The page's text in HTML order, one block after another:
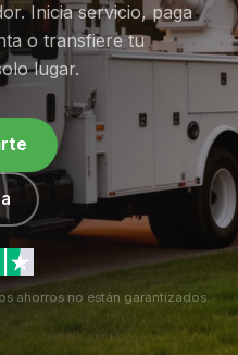
Inicia servicio, paga
o transfiere tu
lugar.
ahorros no están garantizados.